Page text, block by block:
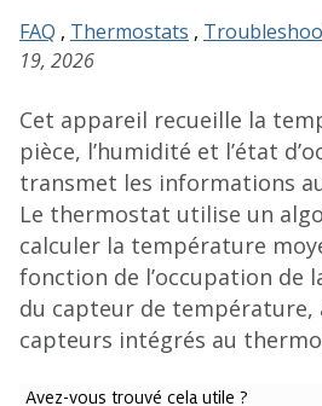
FAQ , Thermostats ,
19, 2026
Cet appareil recueille la
pièce, l’humidité et l’état
transmet les informations
Le thermostat utilise un
calculer la température
fonction de l’occupation de
du capteur de température,
capteurs intégrés au